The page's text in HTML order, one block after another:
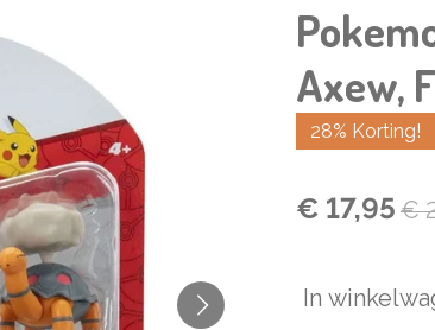
Axew,
28% Korting!
€ 17,95 €
In